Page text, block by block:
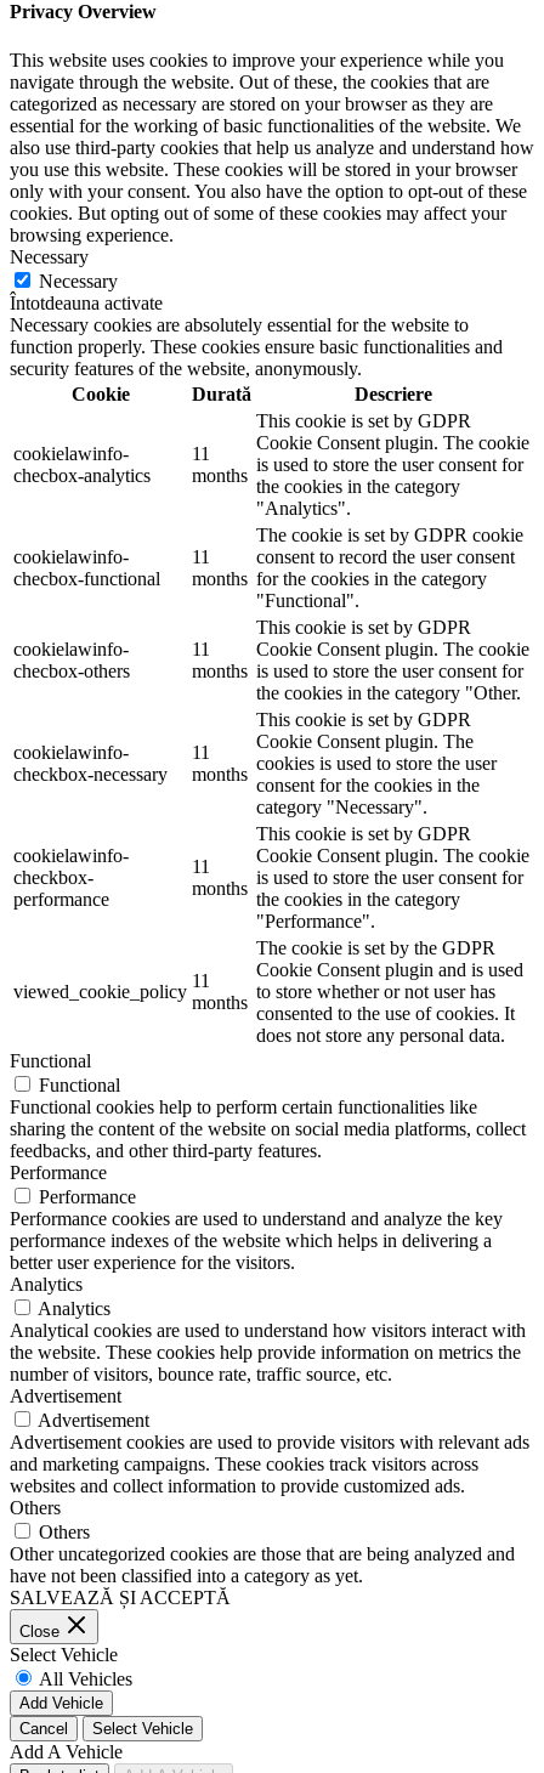
Privacy Overview
This website uses cookies to improve your experience while you
navigate through the website. Out of these, the cookies that are
categorized as necessary are stored on your browser as they are
essential for the working of basic functionalities of the website. We
also use third-party cookies that help us analyze and understand how
you use this website. These cookies will be stored in your browser
only with your consent. You also have the option to opt-out of these
cookies. But opting out of some of these cookies may affect your
browsing experience.
Necessary
Necessary
Întotdeauna activate
Necessary cookies are absolutely essential for the website to
function properly. These cookies ensure basic functionalities and
security features of the website, anonymously.
Cookie
Durată Descriere
cookielawinfo-
checbox-analytics
11
months
This cookie is set by GDPR
Cookie Consent plugin. The cookie
is used to store the user consent for
the cookies in the category
"Analytics".
cookielawinfo-
checbox-functional
11
months
The cookie is set by GDPR cookie
consent to record the user consent
for the cookies in the category
"Functional".
cookielawinfo-
checbox-others
11
months
This cookie is set by GDPR
Cookie Consent plugin. The cookie
is used to store the user consent for
the cookies in the category "Other.
cookielawinfo-
checkbox-necessary
11
months
This cookie is set by GDPR
Cookie Consent plugin. The
cookies is used to store the user
consent for the cookies in the
category "Necessary".
cookielawinfo-
checkbox-
performance
11
months
This cookie is set by GDPR
Cookie Consent plugin. The cookie
is used to store the user consent for
the cookies in the category
"Performance".
viewed_cookie_policy
11
months
The cookie is set by the GDPR
Cookie Consent plugin and is used
to store whether or not user has
consented to the use of cookies. It
does not store any personal data.
Functional
Functional
Functional cookies help to perform certain functionalities like
sharing the content of the website on social media platforms, collect
feedbacks, and other third-party features.
Performance
Performance
Performance cookies are used to understand and analyze the key
performance indexes of the website which helps in delivering a
better user experience for the visitors.
Analytics
Analytics
Analytical cookies are used to understand how visitors interact with
the website. These cookies help provide information on metrics the
number of visitors, bounce rate, traffic source, etc.
Advertisement
Advertisement
Advertisement cookies are used to provide visitors with relevant ads
and marketing campaigns. These cookies track visitors across
websites and collect information to provide customized ads.
Others
Others
Other uncategorized cookies are those that are being analyzed and
have not been classified into a category as yet.
SALVEAZĂ ȘI ACCEPTĂ
Close
Select Vehicle
All Vehicles
Add Vehicle
Cancel
Select Vehicle
Add A Vehicle